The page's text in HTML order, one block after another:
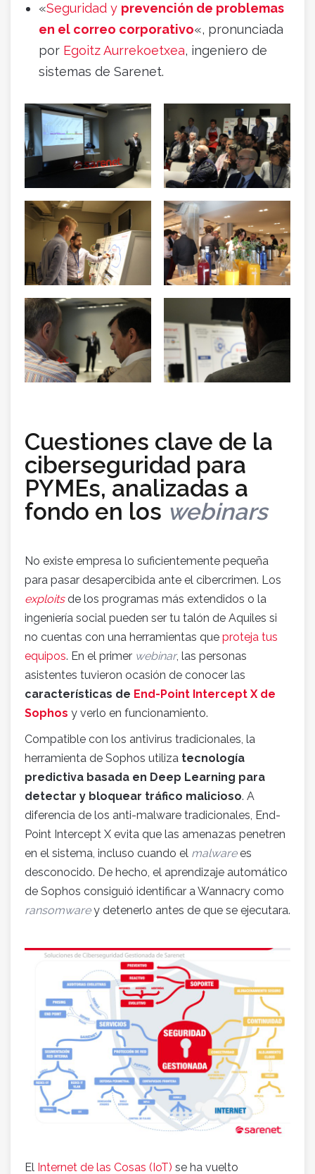
«Seguridad y prevención de problemas
en el correo corporativo«, pronunciada
por Egoitz Aurrekoetxea, ingeniero de
sistemas de Sarenet.
Cuestiones clave de la
ciberseguridad para
PYMEs, analizadas a
fondo en los webinars
No existe empresa lo suficientemente pequeña
para pasar desapercibida ante el cibercrimen. Los
exploits de los programas más extendidos o la
ingeniería social pueden ser tu talón de Aquiles si
no cuentas con una herramientas que proteja tus
equipos. En el primer webinar, las personas
asistentes tuvieron ocasión de conocer las
características de End-Point Intercept X de
Sophos y verlo en funcionamiento.
Compatible con los antivirus tradicionales, la
herramienta de Sophos utiliza tecnología
predictiva basada en Deep Learning para
detectar y bloquear tráfico malicioso. A
diferencia de los anti-malware tradicionales, End-
Point Intercept X evita que las amenazas penetren
en el sistema, incluso cuando el malwarees
desconocido. De hecho, el aprendizaje automático
de Sophos consiguió identificar a Wannacry como
ransomwarey detenerlo antes de que se ejecutara.
El Internet de las Cosas (IoT) se ha vuelto